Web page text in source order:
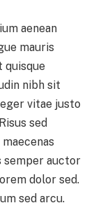
aenean
mauris
quisque
nibh sit
vitae justo
sed
semper auctor
dolor sed.
sed arcu.